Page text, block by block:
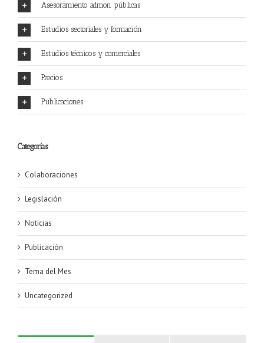
Asesoramiento admon públicas
Estudios sectoriales y formación
Estudios técnicos y comerciales
Precios
Publicaciones
Categorías
Colaboraciones
Legislación
Noticias
Publicación
Tema del Mes
Uncategorized